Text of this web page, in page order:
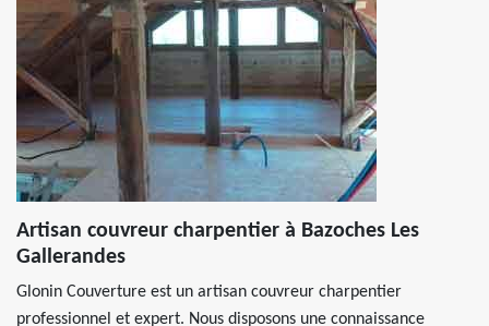
Artisan couvreur charpentier à Bazoches Les
Gallerandes
Glonin Couverture est un artisan couvreur charpentier
professionnel et expert. Nous disposons une connaissance